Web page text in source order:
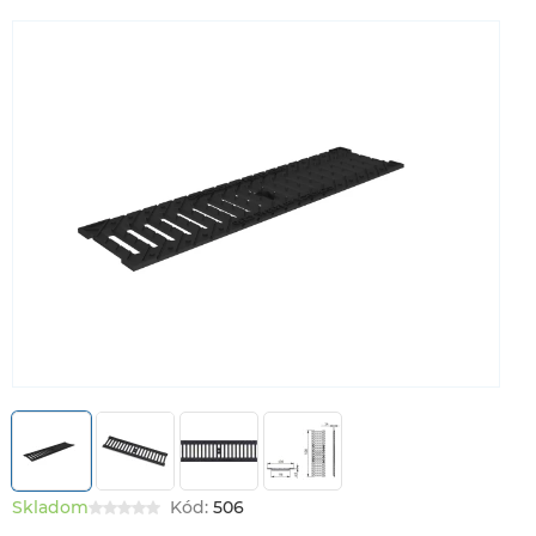
Skladom Kód: 506